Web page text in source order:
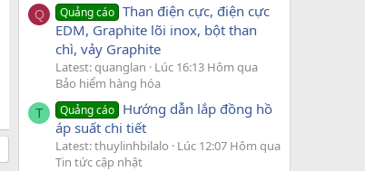
Q Quảng cáo Than điện cực, điện cực
EDM, Graphite lõi inox, bột than
chì, vảy Graphite
Latest: quanglan
Lúc 16:13 Hôm qua
Bảo hiểm hàng hóa
T Quảng cáo Hướng dẫn lắp đồng hồ
áp suất chi tiết
Latest: thuylinhbilalo
Lúc 12:07 Hôm qua
Tin tức cập nhật